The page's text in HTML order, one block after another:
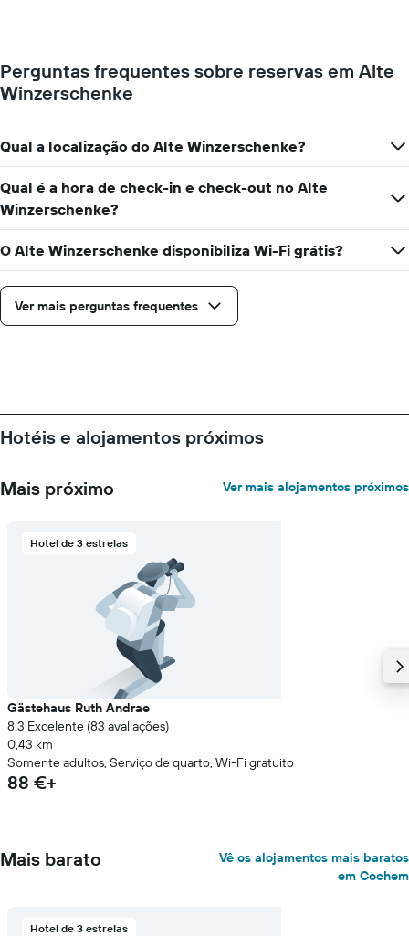
médio
de
um
ordenada
perto
da
estadia
apresenta
o
número
de
antes
da
estadia
o
preço
um
ordenada
Perguntas frequentes sobre reservas em Alte
Winzerschenke
Qual a localização do Alte Winzerschenke?
Qual é a hora de check-in e check-out no Alte
Winzerschenke?
O Alte Winzerschenke disponibiliza Wi-Fi grátis?
Ver mais perguntas frequentes
Hotéis e alojamentos próximos
Mais próximo Ver mais alojamentos próximos
Hotel de 3 estrelas
Gästehaus Ruth Andrae
8.3 Excelente (83 avaliações)
0,43 km
Somente adultos, Serviço de quarto, Wi-Fi gratuito
88 €+
Mais barato
Vê os alojamentos mais baratos
em Cochem
Hotel de 3 estrelas